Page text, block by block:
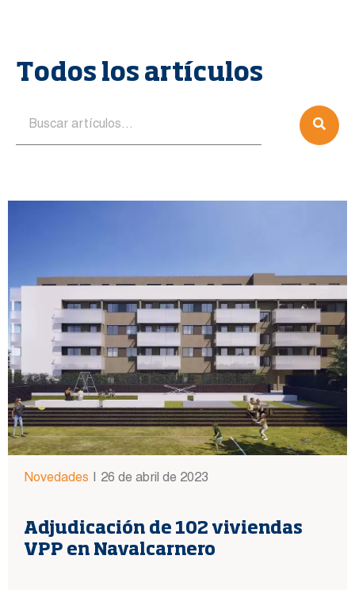
Todos los artículos
Novedades | 26 de abril de 2023
Adjudicación de 102 viviendas
VPP en Navalcarnero